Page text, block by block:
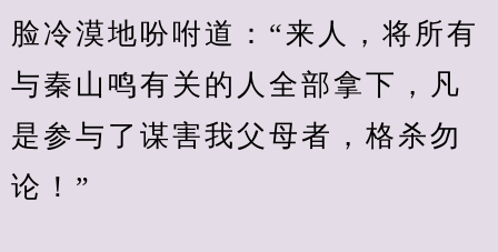
脸冷漠地吩咐道：“来人，将所有
与秦山鸣有关的人全部拿下，凡
是参与了谋害我父母者，格杀勿
论！”